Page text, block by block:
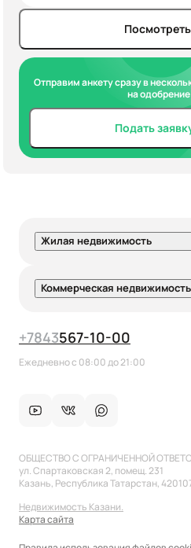
Отправим анкету сразу в
на
Подать
Жилая недвижимость
Коммерческая недвижимость
+7843567-10-00
Ежедневно с 08:00 до 21:00
ОБЩЕСТВО С ОГРАНИЧЕННОЙ
ул. Спартаковская 2, помещ. 231
Казань, Республика Татарстан,
Недвижимость Казани.
Карта сайта